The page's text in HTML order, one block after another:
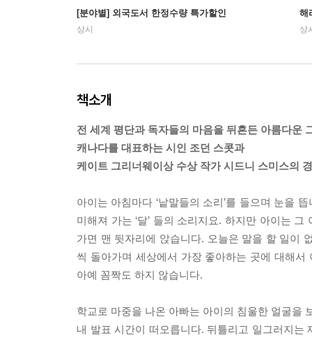
[분야별] 외국도서 한정수량 특가할인
상시
해
상
책소개
전 세계 평단과 독자들의 마음을 뒤흔든 아름다운
캐나다를 대표하는 시인 조던 스콧과
케이트 그리너웨이상 수상 작가 시드니 스미스의
아이는 아침마다 ‘낱말들의 소리’를 들으며 눈을
미해져 가는 ‘달’ 들의 소리지요. 하지만 아이는
가면 맨 뒷자리에 앉습니다. 오늘은 말을 할 일이
씩 돌아가며 세상에서 가장 좋아하는 곳에 대해
아예 꼼짝도 하지 않습니다.
학교로 마중을 나온 아빠는 아이의 침울한 얼굴을
내 발표 시간이 떠오릅니다. 뒤틀리고 일그러지